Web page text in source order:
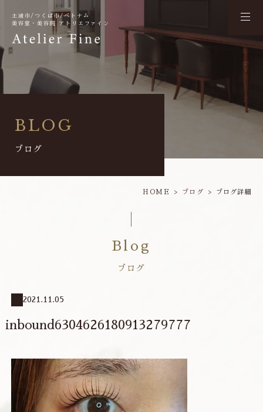
土浦市/つくば市/ベトナム
美容室・美容院 アトリエファイン
BLOG
ブログ
HOME ブログ ブログ詳細
Blog
ブログ
2021.11.05
inbound6304626180913279777